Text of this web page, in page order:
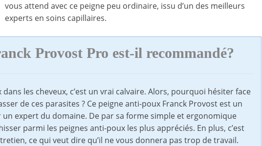
vous attend avec ce peigne peu ordinaire, issu d’un des meilleurs
experts en soins capillaires.
Provost Pro est-il recommandé?
les cheveux, c’est un vrai calvaire. Alors, pourquoi hésiter face
de ces parasites ? Ce peigne anti-poux Franck Provost est un
expert du domaine. De par sa forme simple et ergonomique
parmi les peignes anti-poux les plus appréciés. En plus, c’est
ce qui veut dire qu’il ne vous donnera pas trop de travail.